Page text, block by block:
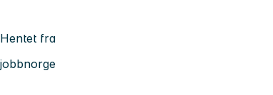
Hentet fra
jobbnorge